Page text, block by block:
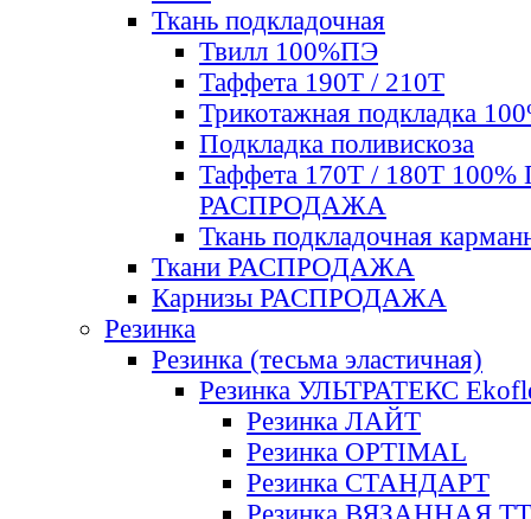
Ткань подкладочная
Твилл 100%ПЭ
Таффета 190Т / 210Т
Трикотажная подкладка
Подкладка поливискоза
Таффета 170Т / 180Т 100%
РАСПРОДАЖА
Ткань подкладочная
Ткани РАСПРОДАЖА
Карнизы РАСПРОДАЖА
Резинка
Резинка (тесьма эластичная)
Резинка УЛЬТРАТЕКС
Резинка ЛАЙТ
Резинка OPTIMAL
Резинка СТАНДАРТ